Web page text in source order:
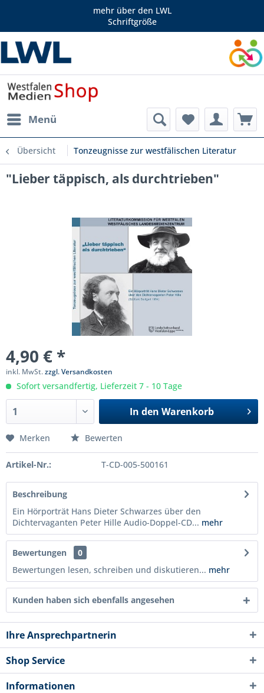
mehr über den LWL
Schriftgröße
Menü
Übersicht Tonzeugnisse zur westfälischen Literatur
"Lieber täppisch, als durchtrieben"
4,90 € *
inkl. MwSt.zzgl. Versandkosten
Sofort versandfertig, Lieferzeit 7 - 10 Tage
In den Warenkorb
Merken Bewerten
Artikel-Nr.: T-CD-005-500161
Beschreibung
Ein Hörporträt Hans Dieter Schwarzes über den
Dichtervaganten Peter Hille Audio-Doppel-CD... mehr
Bewertungen
0
Bewertungen lesen, schreiben und diskutieren... mehr
Kunden haben sich ebenfalls angesehen
Ihre Ansprechpartnerin
Shop Service
Informationen